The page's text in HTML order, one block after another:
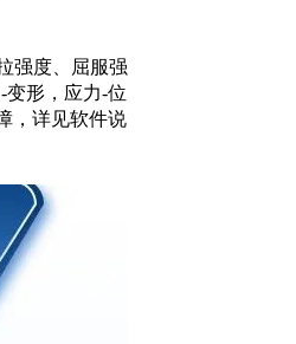
强度、屈服强
变形，应力-位
，详见软件说